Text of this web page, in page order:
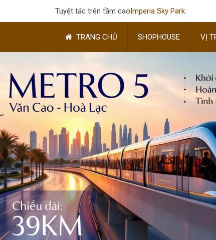
Imperia Sky Park
Tuyệt tác trên tầm cao
TRANG CHỦ SHOPHOUSE VỊ